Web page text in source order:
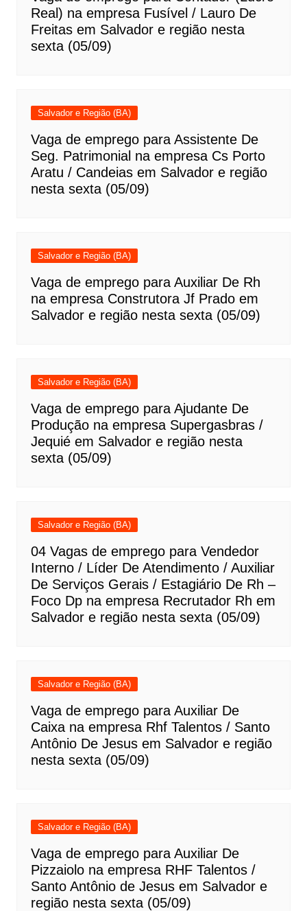
Real) na empresa Fusível / Lauro De
Freitas em Salvador e região nesta
sexta (05/09)
Salvador e Região (BA)
Vaga de emprego para Assistente De
Seg. Patrimonial na empresa Cs Porto
Aratu / Candeias em Salvador e região
nesta sexta (05/09)
Salvador e Região (BA)
Vaga de emprego para Auxiliar De Rh
na empresa Construtora Jf Prado em
Salvador e região nesta sexta (05/09)
Salvador e Região (BA)
Vaga de emprego para Ajudante De
Produção na empresa Supergasbras /
Jequié em Salvador e região nesta
sexta (05/09)
Salvador e Região (BA)
04 Vagas de emprego para Vendedor
Interno / Líder De Atendimento / Auxiliar
De Serviços Gerais / Estagiário De Rh –
Foco Dp na empresa Recrutador Rh em
Salvador e região nesta sexta (05/09)
Salvador e Região (BA)
Vaga de emprego para Auxiliar De
Caixa na empresa Rhf Talentos / Santo
Antônio De Jesus em Salvador e região
nesta sexta (05/09)
Salvador e Região (BA)
Vaga de emprego para Auxiliar De
Pizzaiolo na empresa RHF Talentos /
Santo Antônio de Jesus em Salvador e
região nesta sexta (05/09)